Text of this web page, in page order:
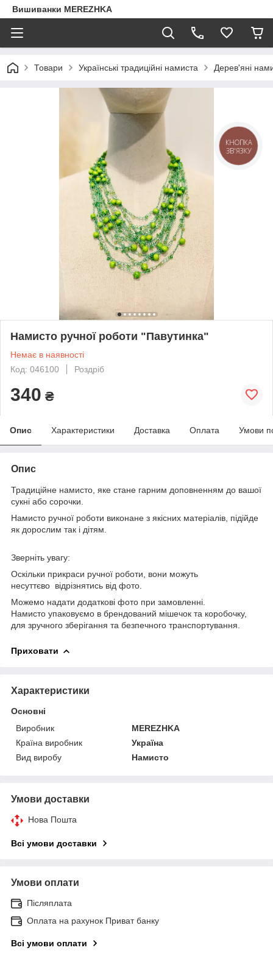
Вишиванки MEREZHKA
Товари Українські традиційні намиста Дерев'яні
Намисто ручної роботи "Павутинка"
Немає в наявності
Код: 046100
Роздріб
340 ₴
Опис Характеристики Доставка Оплата Умови
Опис
Традиційне намисто, яке стане гарним доповненням до вашої
сукні або сорочки.
Намисто ручної роботи виконане з якісних матеріалів, підійде
як дорослим так і дітям.
Зверніть увагу:
Оскільки прикраси ручної роботи, вони можуть
несуттєво відрізнятись від фото.
Можемо надати додаткові фото при замовленні.
Намисто упаковуємо в брендований мішечок та коробочку,
для зручного зберігання та безпечного транспортування.
Приховати
Характеристики
Основні
Виробник
MEREZHKA
Країна виробник
Україна
Вид виробу
Намисто
Умови доставки
Нова Пошта
Всі умови доставки
Умови оплати
Післяплата
Оплата на рахунок Приват банку
Всі умови оплати
КНОПКА
ЗВ'ЯЗКУ